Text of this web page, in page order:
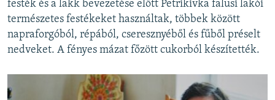
festék és a lakk bevezetése előtt Petrikivka falusi lakói
természetes festékeket használtak, többek között
napraforgóból, répából, cseresznyéből és fűből préselt
nedveket. A fényes mázat főzött cukorból készítették.